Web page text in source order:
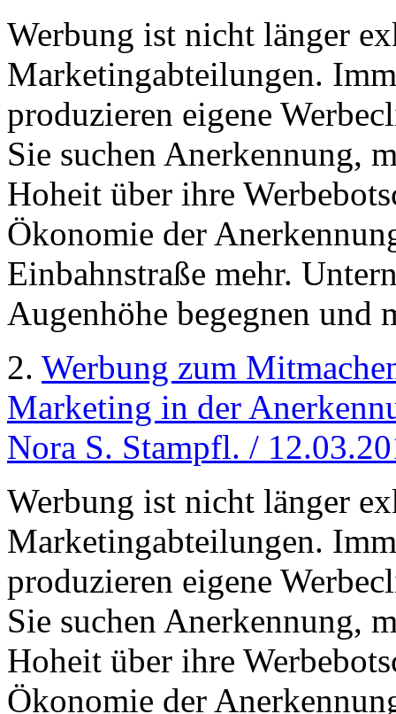
Werbung ist nicht länger
Marketingabteilungen.
produzieren eigene
Sie suchen Anerkennung,
Hoheit über ihre
Ökonomie der
Einbahnstraße mehr.
Augenhöhe begegnen und
2. Werbung zum
Marketing in der
Nora S. Stampfl. /
Werbung ist nicht länger
Marketingabteilungen.
produzieren eigene
Sie suchen Anerkennung,
Hoheit über ihre
Ökonomie der